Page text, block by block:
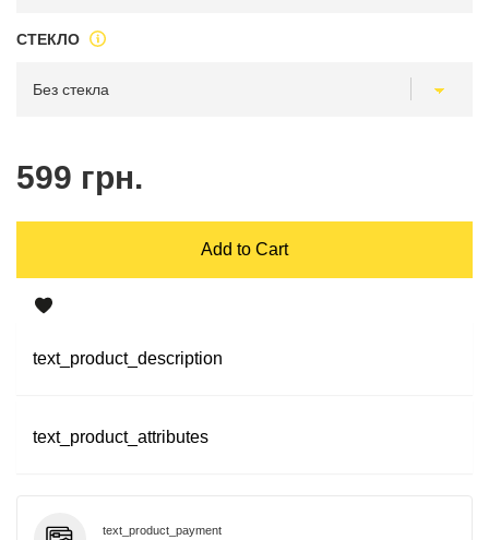
СТЕКЛО
599 грн.
Add to Cart
text_product_description
text_product_attributes
text_product_payment